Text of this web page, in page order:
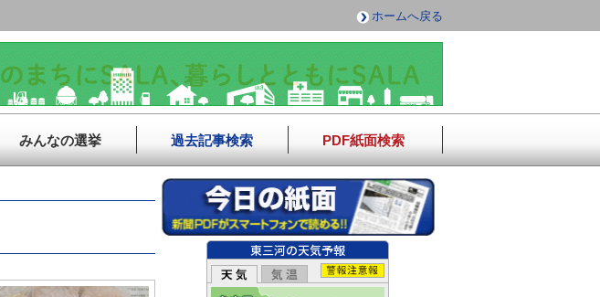
ホームへ戻る
みんなの選挙 過去記事検索 PDF紙面検索